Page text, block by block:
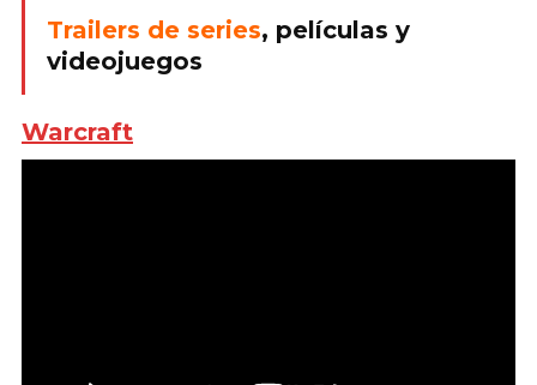
Trailers de series, películas y
videojuegos
Warcraft